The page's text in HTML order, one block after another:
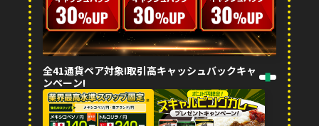
全41通貨ペア対象!取引高キャッシュバックキャ
ンペーン!